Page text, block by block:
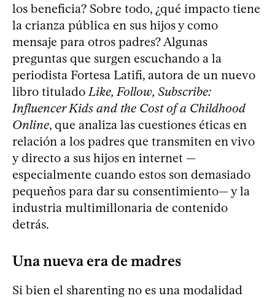
los beneficia? Sobre todo, ¿qué impacto tiene
la crianza pública en sus hijos y como
mensaje para otros padres? Algunas
preguntas que surgen escuchando a la
periodista Fortesa Latifi, autora de un nuevo
libro tituladoLike, Follow, Subscribe:
Influencer Kids and the Cost of a Childhood
Online, que analiza las cuestiones éticas en
relación a los padres que transmiten en vivo
y directo a sus hijos en internet —
especialmente cuando estos son demasiado
pequeños para dar su consentimiento— y la
industria multimillonaria de contenido
detrás.
Una nueva era de madres
Si bien el sharenting no es una modalidad